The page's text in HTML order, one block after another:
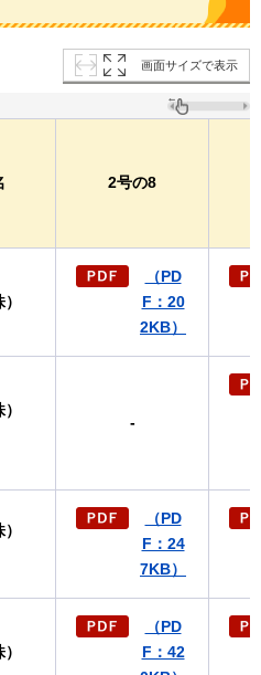
画面サイズで表示
2号の8
（PD
F：20
2KB）
-
（PD
F：24
7KB）
（PD
F：42